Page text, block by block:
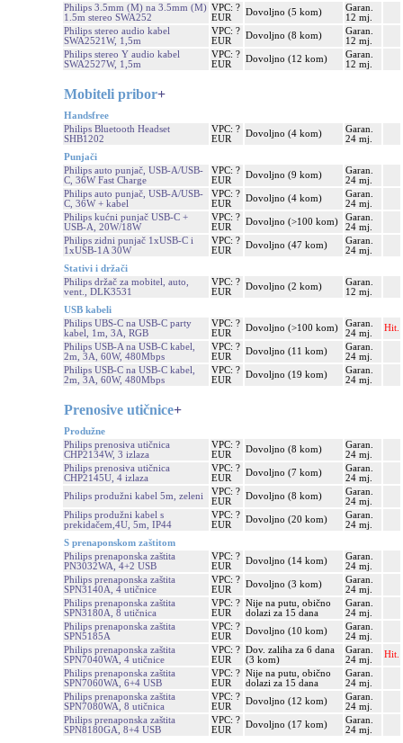
Philips 3.5mm (M) na 3.5mm (M)
1.5m stereo SWA252
VPC: ?
EUR
Dovoljno (5 kom)
Garan.
12 mj.
Philips stereo audio kabel
SWA2521W, 1,5m
VPC: ?
EUR
Dovoljno (8 kom)
Garan.
12 mj.
Philips stereo Y audio kabel
SWA2527W, 1,5m
VPC: ?
EUR
Dovoljno (12 kom)
Garan.
12 mj.
Mobiteli pribor+
Handsfree
Philips Bluetooth Headset
SHB1202
VPC: ?
EUR
Dovoljno (4 kom)
Garan.
24 mj.
Punjači
Philips auto punjač, USB-A/USB-
C, 36W Fast Charge
VPC: ?
EUR
Dovoljno (9 kom)
Garan.
24 mj.
Philips auto punjač, USB-A/USB-
C, 36W + kabel
VPC: ?
EUR
Dovoljno (4 kom)
Garan.
24 mj.
Philips kućni punjač USB-C +
USB-A, 20W/18W
VPC: ?
EUR
Dovoljno (>100 kom)
Garan.
24 mj.
Philips zidni punjač 1xUSB-C i
1xUSB-1A 30W
VPC: ?
EUR
Dovoljno (47 kom)
Garan.
24 mj.
Stativi i držači
Philips držač za mobitel, auto,
vent., DLK3531
VPC: ?
EUR
Dovoljno (2 kom)
Garan.
12 mj.
USB kabeli
Philips UBS-C na USB-C party
kabel, 1m, 3A, RGB
VPC: ?
EUR
Dovoljno (>100 kom)
Garan.
24 mj.
Hit.
Philips USB-A na USB-C kabel,
2m, 3A, 60W, 480Mbps
VPC: ?
EUR
Dovoljno (11 kom)
Garan.
24 mj.
Philips USB-C na USB-C kabel,
2m, 3A, 60W, 480Mbps
VPC: ?
EUR
Dovoljno (19 kom)
Garan.
24 mj.
Prenosive utičnice+
Produžne
Philips prenosiva utičnica
CHP2134W, 3 izlaza
VPC: ?
EUR
Dovoljno (8 kom)
Garan.
24 mj.
Philips prenosiva utičnica
CHP2145U, 4 izlaza
VPC: ?
EUR
Dovoljno (7 kom)
Garan.
24 mj.
Philips produžni kabel 5m, zeleni
VPC: ?
EUR
Dovoljno (8 kom)
Garan.
24 mj.
Philips produžni kabel s
prekidačem,4U, 5m, IP44
VPC: ?
EUR
Dovoljno (20 kom)
Garan.
24 mj.
S prenaponskom zaštitom
Philips prenaponska zaštita
PN3032WA, 4+2 USB
VPC: ?
EUR
Dovoljno (14 kom)
Garan.
24 mj.
Philips prenaponska zaštita
SPN3140A, 4 utičnice
VPC: ?
EUR
Dovoljno (3 kom)
Garan.
24 mj.
Philips prenaponska zaštita
SPN3180A, 8 utičnica
VPC: ?
EUR
Nije na putu, obično
dolazi za 15 dana
Garan.
24 mj.
Philips prenaponska zaštita
SPN5185A
VPC: ?
EUR
Dovoljno (10 kom)
Garan.
24 mj.
Philips prenaponska zaštita
SPN7040WA, 4 utičnice
VPC: ?
EUR
Dov. zaliha za 6 dana
(3 kom)
Garan.
24 mj.
Hit.
Philips prenaponska zaštita
SPN7060WA, 6+4 USB
VPC: ?
EUR
Nije na putu, obično
dolazi za 15 dana
Garan.
24 mj.
Philips prenaponska zaštita
SPN7080WA, 8 utičnica
VPC: ?
EUR
Dovoljno (12 kom)
Garan.
24 mj.
Philips prenaponska zaštita
SPN8180GA, 8+4 USB
VPC: ?
EUR
Dovoljno (17 kom)
Garan.
24 mj.